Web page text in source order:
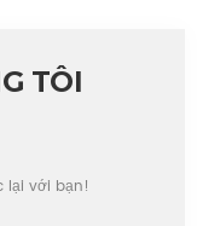
TÔI
lại với bạn!